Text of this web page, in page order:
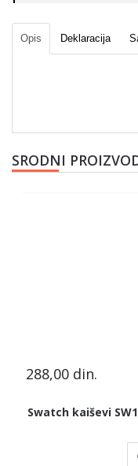
Opis Deklaracija
SRODNI
288,00 din.
Swatch kaiševi